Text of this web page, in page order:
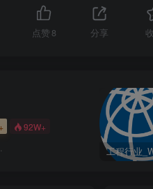
点赞 8 分享
92W+